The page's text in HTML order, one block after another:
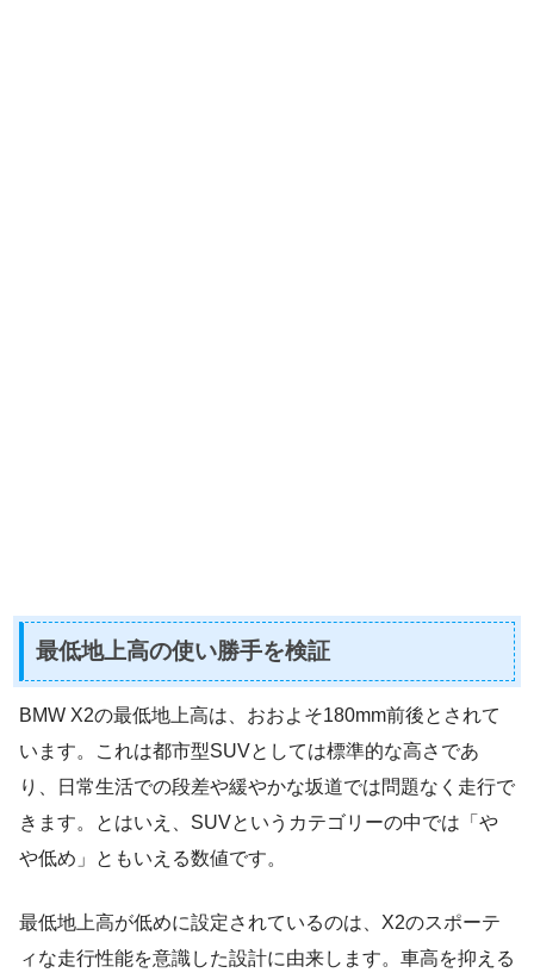
最低地上高の使い勝手を検証
BMW X2の最低地上高は、おおよそ180mm前後とされて
います。これは都市型SUVとしては標準的な高さであ
り、日常生活での段差や緩やかな坂道では問題なく走行で
きます。とはいえ、SUVというカテゴリーの中では「や
や低め」ともいえる数値です。
最低地上高が低めに設定されているのは、X2のスポーテ
ィな走行性能を意識した設計に由来します。車高を抑える